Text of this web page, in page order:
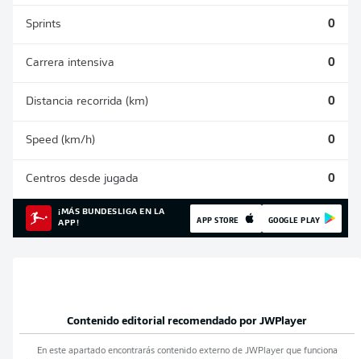
Sprints 0
Carrera intensiva 0
Distancia recorrida (km) 0
Speed (km/h) 0
Centros desde jugada 0
¡MÁS BUNDESLIGA EN LA
APP!
APP STORE GOOGLE PLAY
Contenido editorial recomendado por JWPlayer
En este apartado encontrarás contenido externo de JWPlayerque funciona